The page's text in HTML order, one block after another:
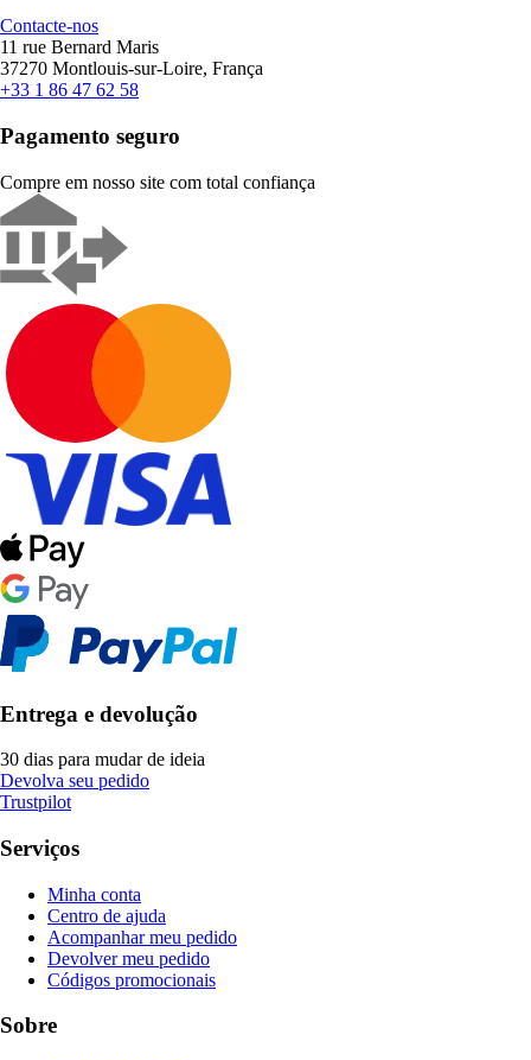
Contacte-nos
11 rue Bernard Maris
37270 Montlouis-sur-Loire, França
+33 1 86 47 62 58
Pagamento seguro
Compre em nosso site com total confiança
Entrega e devolução
30 dias para mudar de ideia
Devolva seu pedido
Trustpilot
Serviços
Minha conta
Centro de ajuda
Acompanhar meu pedido
Devolver meu pedido
Códigos promocionais
Sobre